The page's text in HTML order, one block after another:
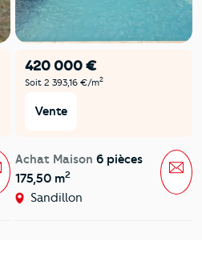
Message
420 000 €
Soit 2 393,16 €/m2
Vente
Achat Maison 6 pièces
175,50 m2
Sandillon